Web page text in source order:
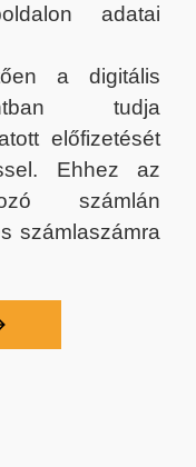
adatai
a digitális
tudja
előfizetését
Ehhez az
számlán
számlaszámra